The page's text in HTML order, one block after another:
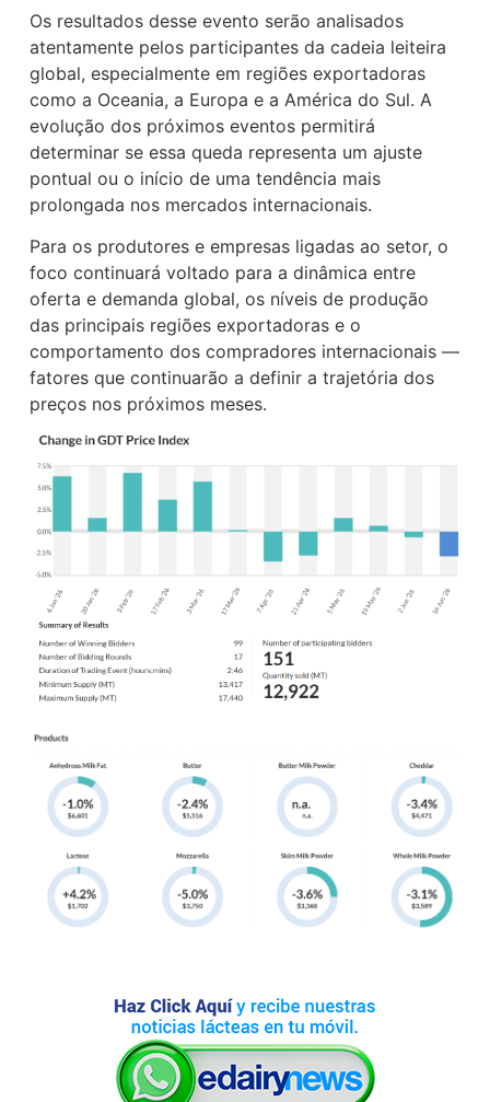
Os resultados desse evento serão analisados
atentamente pelos participantes da cadeia leiteira
global, especialmente em regiões exportadoras
como a Oceania, a Europa e a América do Sul. A
evolução dos próximos eventos permitirá
determinar se essa queda representa um ajuste
pontual ou o início de uma tendência mais
prolongada nos mercados internacionais.
Para os produtores e empresas ligadas ao setor, o
foco continuará voltado para a dinâmica entre
oferta e demanda global, os níveis de produção
das principais regiões exportadoras e o
comportamento dos compradores internacionais —
fatores que continuarão a definir a trajetória dos
preços nos próximos meses.